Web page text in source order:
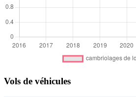
Vols de véhicules